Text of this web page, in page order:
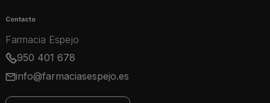
Contacto
Farmacia Espejo
950 401 678
info@farmaciasespejo.es